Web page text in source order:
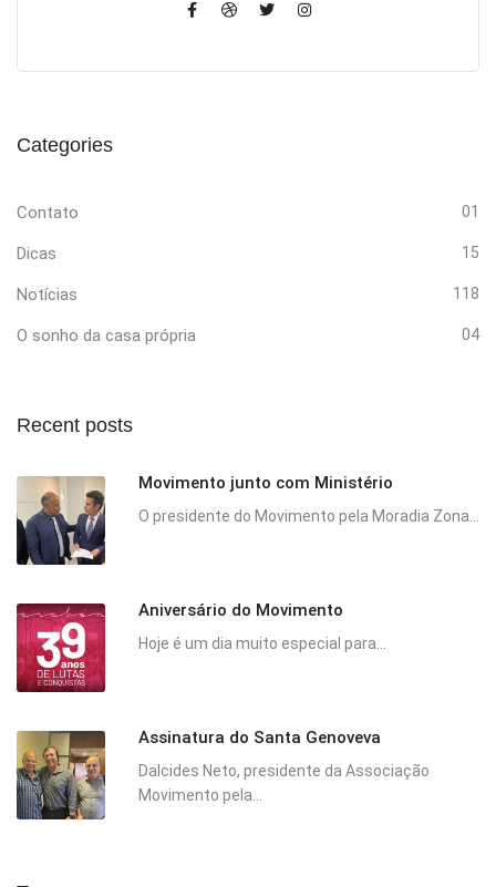
Categories
Contato 01
Dicas 15
Notícias 118
O sonho da casa própria 04
Recent posts
Movimento junto com Ministério
O presidente do Movimento pela Moradia Zona...
Aniversário do Movimento
Hoje é um dia muito especial para...
Assinatura do Santa Genoveva
Dalcides Neto, presidente da Associação
Movimento pela...